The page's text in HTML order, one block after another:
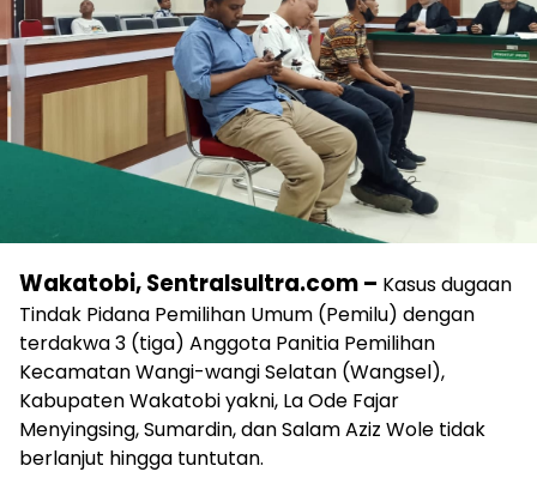
Wakatobi, Sentralsultra.com – Kasus dugaan
Tindak Pidana Pemilihan Umum (Pemilu) dengan
terdakwa 3 (tiga) Anggota Panitia Pemilihan
Kecamatan Wangi-wangi Selatan (Wangsel),
Kabupaten Wakatobi yakni, La Ode Fajar
Menyingsing, Sumardin, dan Salam Aziz Wole tidak
berlanjut hingga tuntutan.